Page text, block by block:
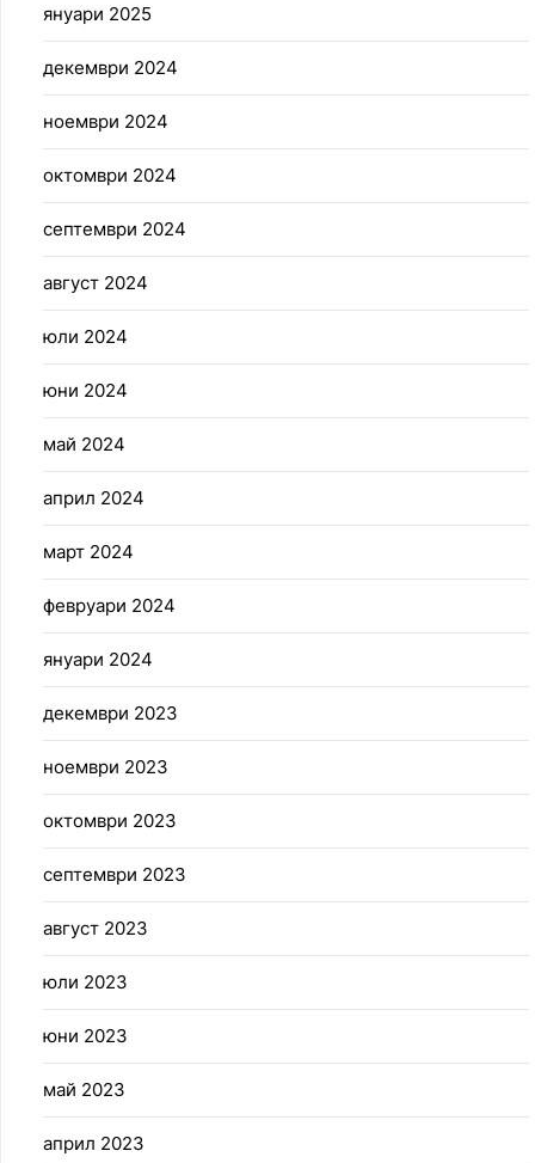
януари 2025
декември 2024
ноември 2024
октомври 2024
септември 2024
август 2024
юли 2024
юни 2024
май 2024
април 2024
март 2024
февруари 2024
януари 2024
декември 2023
ноември 2023
октомври 2023
септември 2023
август 2023
юли 2023
юни 2023
май 2023
април 2023